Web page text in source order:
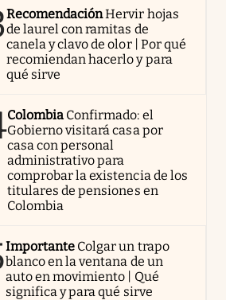
RecomendaciónHervir hojas
de laurel con ramitas de
canela y clavo de olor | Por qué
recomiendan hacerlo y para
qué sirve
Colombia Confirmado: el
Gobierno visitará casa por
casa con personal
administrativo para
comprobar la existencia de los
titulares de pensiones en
Colombia
Importante Colgar un trapo
blanco en la ventana de un
auto en movimiento | Qué
significa y para qué sirve